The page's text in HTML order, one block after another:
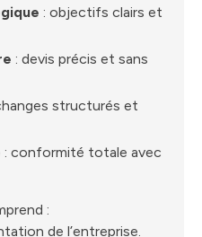
: objectifs clairs et
: devis précis et sans
structurés et
: conformité totale avec
:
de l’entreprise.